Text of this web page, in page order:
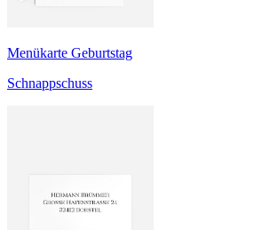
Menükarte Geburtstag
Schnappschuss